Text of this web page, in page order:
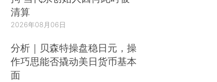
清算
2026年08月06日
分析｜贝森特操盘稳日元，操
作巧思能否撬动美日货币基本
面